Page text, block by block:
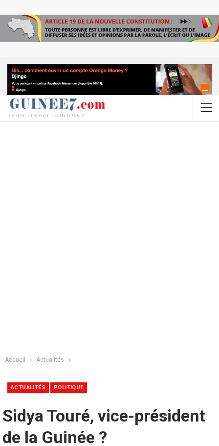
Accueil Actualités
ACTUALITÉS POLITIQUE
Sidya Touré, vice-président
de la Guinée ?